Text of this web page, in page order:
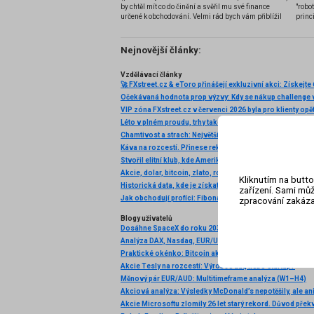
by chtěl mít co do činění a svěřil mu své finance
určené k obchodování. Velmi rád bych vám přiblížil
několik příkladů nejznámějších z nich.
Nejnovější články:
Vzdělávací články
Očekávaná hodnota prop výzvy: Kdy se nákup challenge
VIP zóna FXstreet.cz v červenci 2026 byla pro klienty
Káva na rozcestí. Přinese rekordní úroda další pokles
Akcie, dolar, bitcoin, zlato, ropa: Začíná to!
Blogy uživatelů
Dosáhne SpaceX do roku 2030 tržeb ve výši 1 bilionu
Akcie Tesly na rozcestí: Výrobce aut, nebo startup?
Měnový pár EUR/AUD: Multitimeframe analýza (W1–H4)
Kliknutím na
zařízení. Sami
zpracování